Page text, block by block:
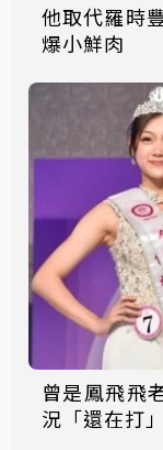
他取代羅時
爆小鮮肉
曾是鳳飛飛
況「還在打」